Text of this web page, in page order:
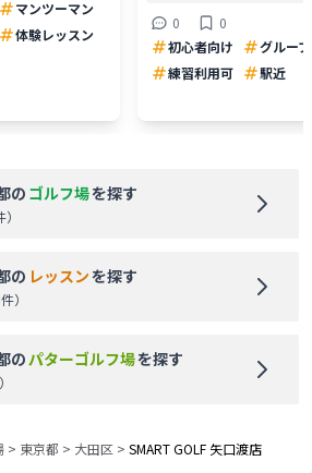
マンツーマン
体験レッスン
0
0
初心者向け
グループ
練習利用可
駅近
の ゴルフ場を探す
の レッスンを探す
件）
の パターゴルフ場を探す
> 東京都 > 大田区 > SMART GOLF 矢口渡店